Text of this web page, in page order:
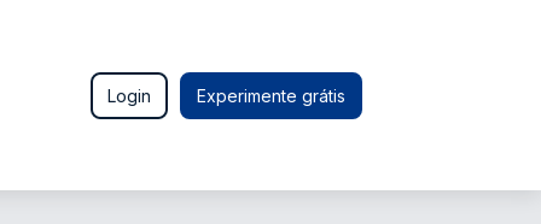
Login Experimente grátis